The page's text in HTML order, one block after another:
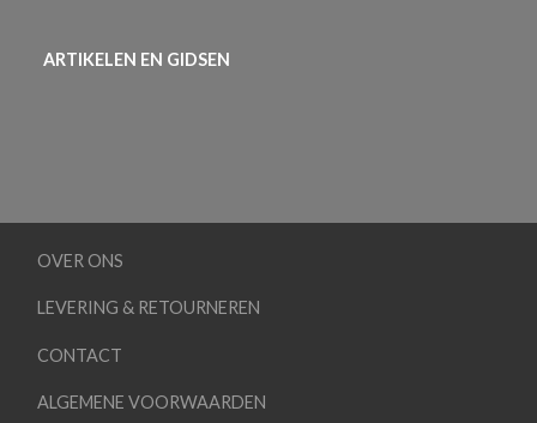
ARTIKELEN EN GIDSEN
OVER ONS
LEVERING & RETOURNEREN
CONTACT
ALGEMENE VOORWAARDEN